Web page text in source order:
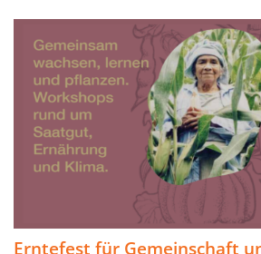
Erntefest für Gemeinschaft